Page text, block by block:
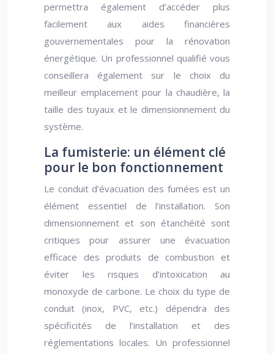
permettra également d’accéder plus
facilement aux aides financières
gouvernementales pour la rénovation
énergétique. Un professionnel qualifié vous
conseillera également sur le choix du
meilleur emplacement pour la chaudière, la
taille des tuyaux et le dimensionnement du
système.
La fumisterie: un élément clé
pour le bon fonctionnement
Le conduit d’évacuation des fumées est un
élément essentiel de l’installation. Son
dimensionnement et son étanchéité sont
critiques pour assurer une évacuation
efficace des produits de combustion et
éviter les risques d’intoxication au
monoxyde de carbone. Le choix du type de
conduit (inox, PVC, etc.) dépendra des
spécificités de l’installation et des
réglementations locales. Un professionnel